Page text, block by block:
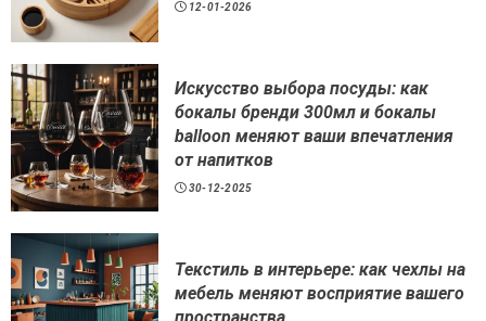
12-01-2026
Искусство выбора посуды: как
бокалы бренди 300мл и бокалы
balloon меняют ваши впечатления
от напитков
30-12-2025
Текстиль в интерьере: как чехлы на
мебель меняют восприятие вашего